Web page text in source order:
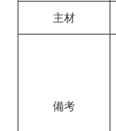
主材
備考